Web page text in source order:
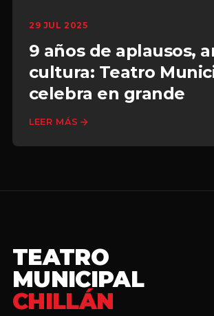
29 JUL 2025
9 años de aplausos,
cultura: Teatro
celebra en grande
LEER MÁS
TEATRO
MUNICIPAL
CHILLÁN